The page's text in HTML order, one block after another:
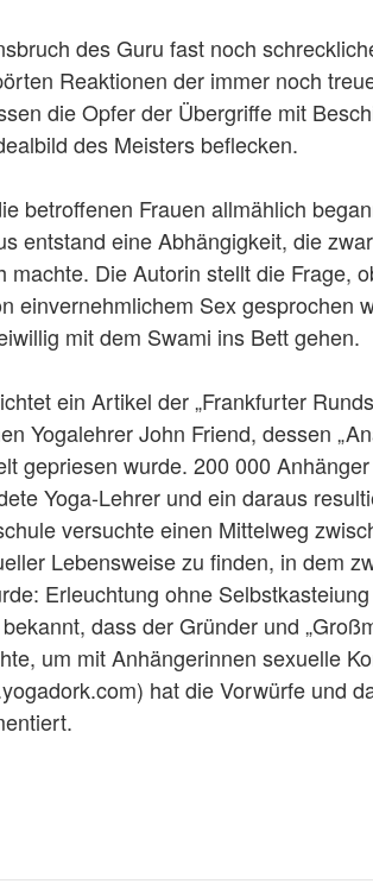
des Guru fast noch
Reaktionen der immer noch
die Opfer der Übergriffe mit
des Meisters beflecken.
betroffenen Frauen allmählich
entstand eine Abhängigkeit, die
Die Autorin stellt die Frage,
einvernehmlichem Sex gesprochen
mit dem Swami ins Bett gehen.
ein Artikel der „Frankfurter
Yogalehrer John Friend, dessen
gepriesen wurde. 200 000
Yoga-Lehrer und ein daraus
versuchte einen Mittelweg
Lebensweise zu finden, in dem
Erleuchtung ohne
dass der Gründer und
um mit Anhängerinnen sexuelle
hat die Vorwürfe und